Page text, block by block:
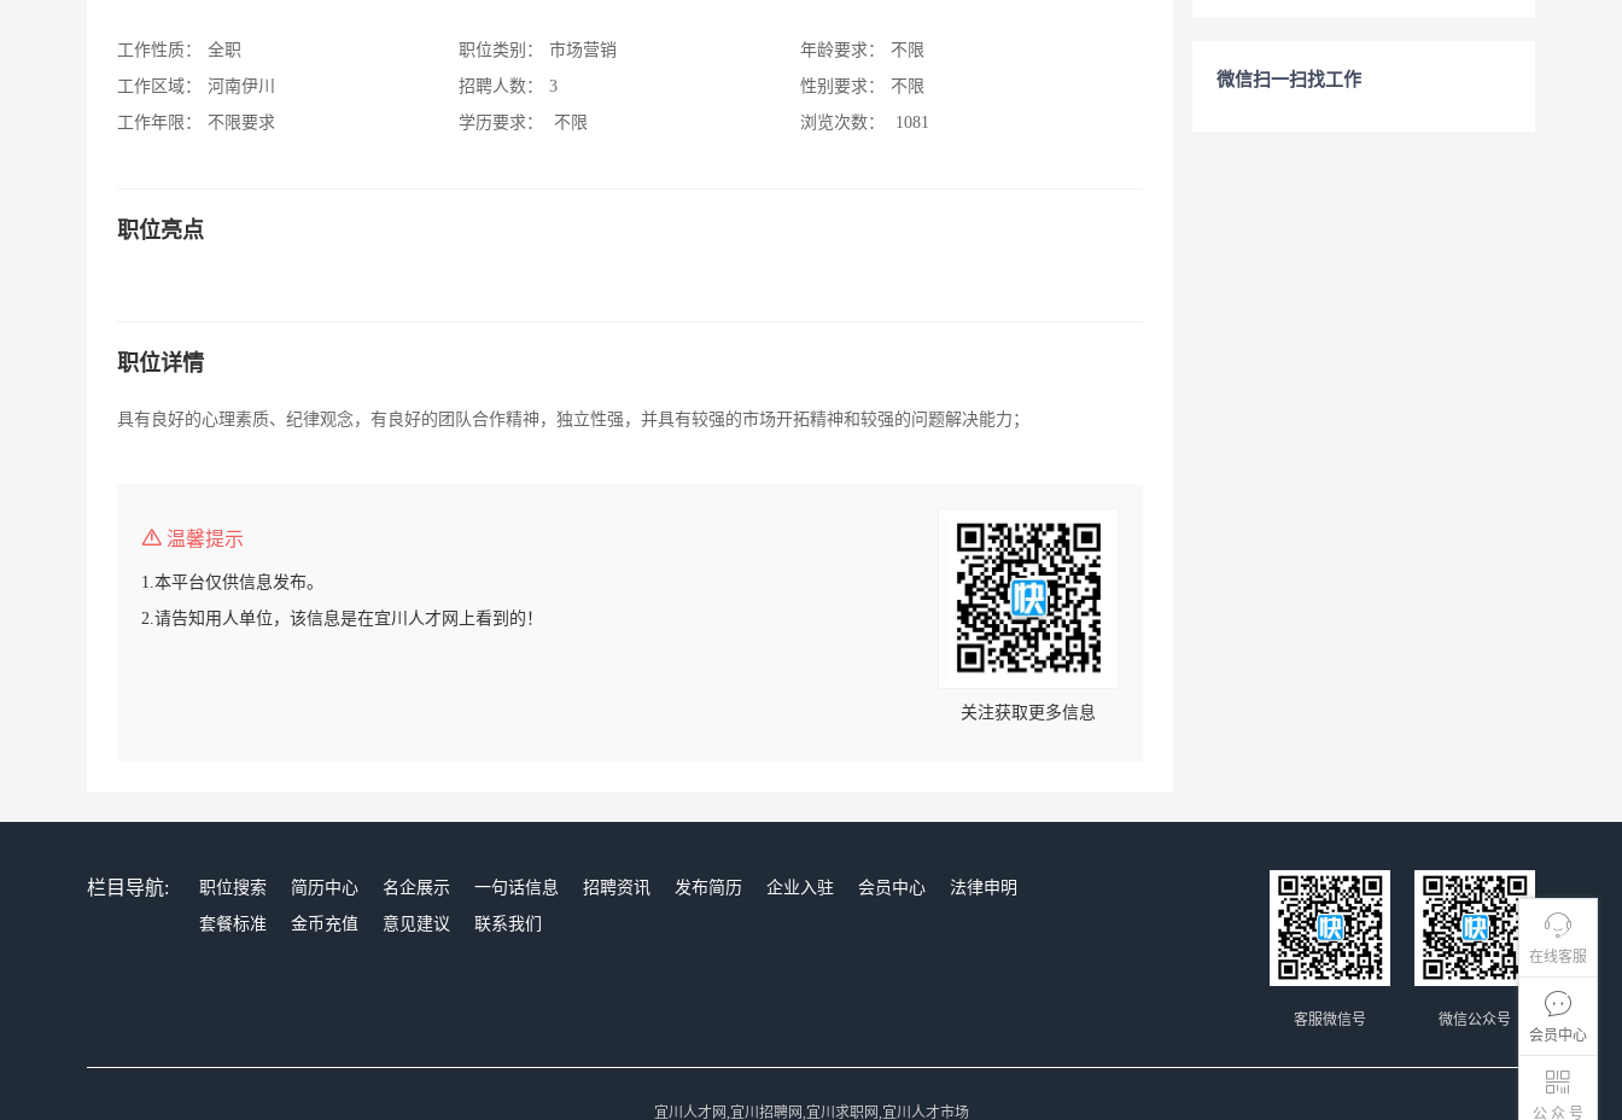
在线客服
会员中心
公 众 号
工作性质：
全职
工作区域：
河南伊川
工作年限：
不限要求
职位类别：
市场营销
招聘人数：
3
学历要求：
不限
年龄要求：
不限
性别要求：
不限
浏览次数：
1081
职位亮点
职位详情
具有良好的心理素质、纪律观念，有良好的团队合作精神，独立性强，并具有较强的市场开拓精神和较强的问题解决能力；
温馨提示
1.本平台仅供信息发布。
2.请告知用人单位，该信息是在宜川人才网上看到的！
关注获取更多信息
微信扫一扫找工作
栏目导航: 职位搜索 简历中心 名企展示 一句话信息 招聘资讯 发布简历 企业入驻 会员中心
法律申明
套餐标准
金币充值 意见建议 联系我们
微信公众号
客服微信号
宜川人才网,宜川招聘网,宜川求职网,宜川人才市场